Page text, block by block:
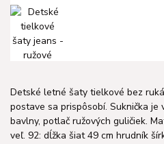
Detské letné šaty tielkové bez
postave sa prispôsobí. Suknička je
bavlny, potlač ružových guličiek.
veľ. 92: dĺžka šiat 49 cm hrudník